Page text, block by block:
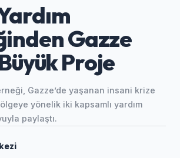
Gazze
Proje
Gazze’de yaşanan insani krize
yönelik iki kapsamlı yardım
paylaştı.